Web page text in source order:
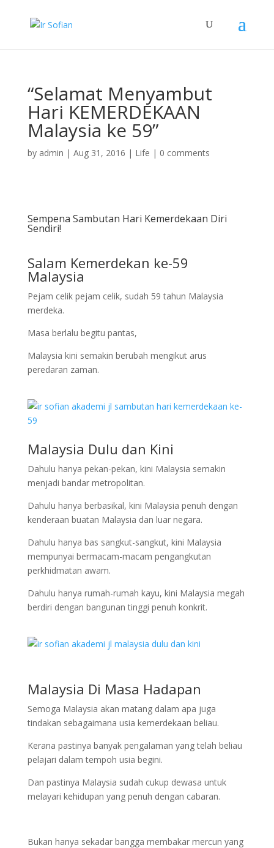
“Selamat Menyambut
Hari KEMERDEKAAN
Malaysia ke 59”
by admin | Aug 31, 2016 | Life | 0 comments
Sempena Sambutan Hari Kemerdekaan Diri
Sendiri!
Salam Kemerdekan ke-59
Malaysia
Pejam celik pejam celik, sudah 59 tahun Malaysia
merdeka.
Masa berlalu begitu pantas,
Malaysia kini semakin berubah mengikut arus
peredaran zaman.
Malaysia Dulu dan Kini
Dahulu hanya pekan-pekan, kini Malaysia semakin
menjadi bandar metropolitan.
Dahulu hanya berbasikal, kini Malaysia penuh dengan
kenderaan buatan Malaysia dan luar negara.
Dahulu hanya bas sangkut-sangkut, kini Malaysia
mempunyai bermacam-macam pengangkutan
perkhidmatan awam.
Dahulu hanya rumah-rumah kayu, kini Malaysia megah
berdiri dengan bangunan tinggi penuh konkrit.
Malaysia Di Masa Hadapan
Semoga Malaysia akan matang dalam apa juga
tindakan sebagaimana usia kemerdekaan beliau.
Kerana pastinya banyak pengalaman yang telah beliau
pelajari dalam tempoh usia begini.
Dan pastinya Malaysia sudah cukup dewasa untuk
melayari kehidupan yang penuh dengan cabaran.
Bukan hanya sekadar bangga membakar mercun yang